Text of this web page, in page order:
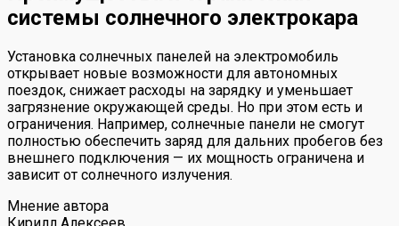
системы солнечного электрокара
Установка солнечных панелей на электромобиль
открывает новые возможности для автономных
поездок, снижает расходы на зарядку и уменьшает
загрязнение окружающей среды. Но при этом есть и
ограничения. Например, солнечные панели не смогут
полностью обеспечить заряд для дальних пробегов без
внешнего подключения — их мощность ограничена и
зависит от солнечного излучения.
Мнение автора